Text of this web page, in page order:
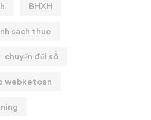
BHXH
sach thue
chuyển đổi số
webketoan